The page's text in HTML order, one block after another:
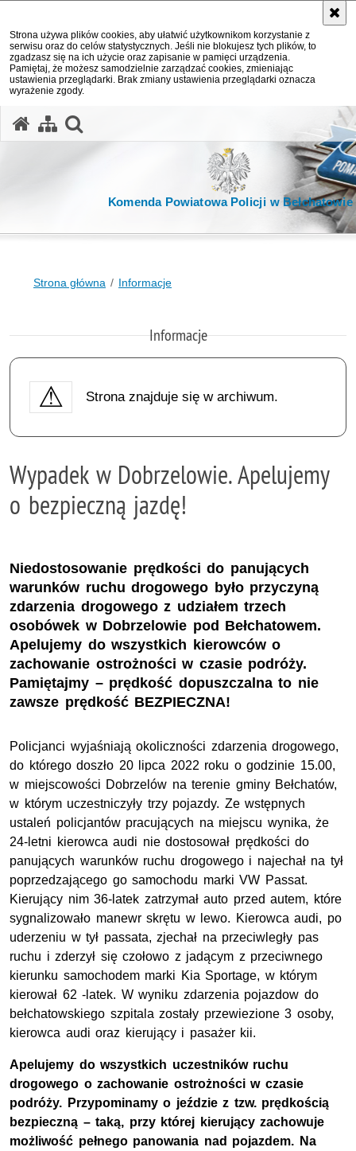
Strona używa plików cookies, aby ułatwić użytkownikom korzystanie z
serwisu oraz do celów statystycznych. Jeśli nie blokujesz tych plików, to
zgadzasz się na ich użycie oraz zapisanie w pamięci urządzenia.
Pamiętaj, że możesz samodzielnie zarządzać cookies, zmieniając
ustawienia przeglądarki. Brak zmiany ustawienia przeglądarki oznacza
wyrażenie zgody.
Komenda Powiatowa Policji w Bełchatowie
Strona główna Informacje
Informacje
Strona znajduje się w archiwum.
Wypadek w Dobrzelowie. Apelujemy
o bezpieczną jazdę!
Niedostosowanie prędkości do panujących
warunków ruchu drogowego było przyczyną
zdarzenia drogowego z udziałem trzech
osobówek w Dobrzelowie pod Bełchatowem.
Apelujemy do wszystkich kierowców o
zachowanie ostrożności w czasie podróży.
Pamiętajmy – prędkość dopuszczalna to nie
zawsze prędkość BEZPIECZNA!
Policjanci wyjaśniają okoliczności zdarzenia drogowego,
do którego doszło 20 lipca 2022 roku o godzinie 15.00,
w miejscowości Dobrzelów na terenie gminy Bełchatów,
w którym uczestniczyły trzy pojazdy. Ze wstępnych
ustaleń policjantów pracujących na miejscu wynika, że
24-letni kierowca audi nie dostosował prędkości do
panujących warunków ruchu drogowego i najechał na tył
poprzedzającego go samochodu marki VW Passat.
Kierujący nim 36-latek zatrzymał auto przed autem, które
sygnalizowało manewr skrętu w lewo. Kierowca audi, po
uderzeniu w tył passata, zjechał na przeciwległy pas
ruchu i zderzył się czołowo z jadącym z przeciwnego
kierunku samochodem marki Kia Sportage, w którym
kierował 62 -latek. W wyniku zdarzenia pojazdow do
bełchatowskiego szpitala zostały przewiezione 3 osoby,
kierowca audi oraz kierujący i pasażer kii.
Apelujemy do wszystkich uczestników ruchu
drogowego o zachowanie ostrożności w czasie
podróży. Przypominamy o jeździe z tzw. prędkością
bezpieczną – taką, przy której kierujący zachowuje
możliwość pełnego panowania nad pojazdem. Na